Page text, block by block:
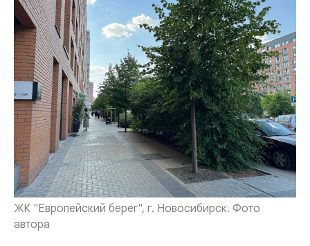
ЖК "Европейский берег", г. Новосибирск. Фото
автора